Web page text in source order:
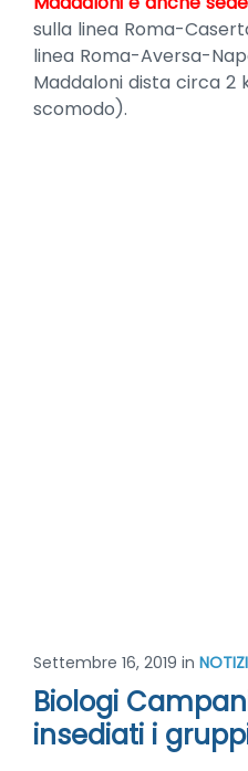
sulla linea Roma-
linea Roma-Aversa-
Maddaloni dista circa 2
scomodo).
Settembre 16, 2019 in
Biologi
insediati i